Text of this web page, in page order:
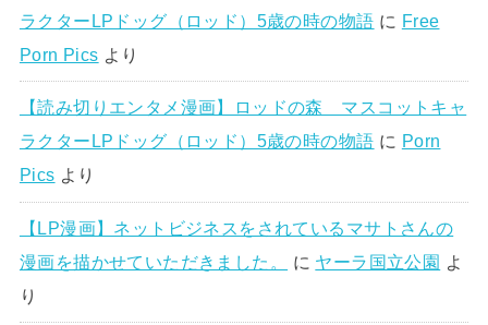
ラクターLPドッグ（ロッド）5歳の時の物語 に Free
Porn Pics より
【読み切りエンタメ漫画】ロッドの森 マスコットキャ
ラクターLPドッグ（ロッド）5歳の時の物語 に Porn
Pics より
【LP漫画】ネットビジネスをされているマサトさんの
漫画を描かせていただきました。
に ヤーラ国立公園 よ
り